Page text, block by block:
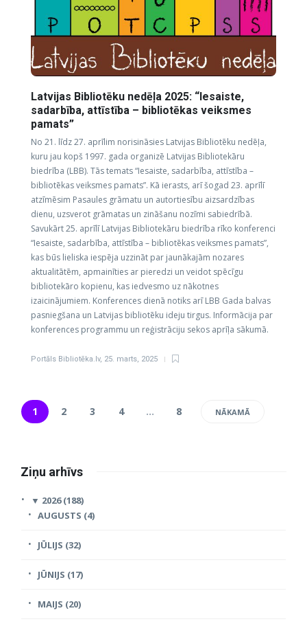
Latvijas Bibliotēku nedēļa 2025: “Iesaiste,
sadarbība, attīstība – bibliotēkas veiksmes
pamats”
No 21. līdz 27. aprīlim norisināsies Latvijas Bibliotēku nedēļa,
kuru jau kopš 1997. gada organizē Latvijas Bibliotekāru
biedrība (LBB). Tās temats “Iesaiste, sadarbība, attīstība –
bibliotēkas veiksmes pamats”. Kā ierasts, arī šogad 23. aprīlī
atzīmēsim Pasaules grāmatu un autortiesību aizsardzības
dienu, uzsverot grāmatas un zināšanu nozīmi sabiedrībā.
Savukārt 25. aprīlī Latvijas Bibliotekāru biedrība rīko konferenci
“Iesaiste, sadarbība, attīstība – bibliotēkas veiksmes pamats”,
kas būs lieliska iespēja uzzināt par jaunākajām nozares
aktualitātēm, apmainīties ar pieredzi un veidot spēcīgu
bibliotekāro kopienu, kas iedvesmo uz nākotnes
izaicinājumiem. Konferences dienā notiks arī LBB Gada balvas
pasniegšana un Latvijas bibliotēku ideju tirgus. Informācija par
konferences programmu un reģistrāciju sekos aprīļa sākumā.
Portāls Bibliotēka.lv, 25. marts, 2025
1 2 3 4 … 8 NĀKAMĀ
Ziņu arhīvs
▼ 2026 (188)
AUGUSTS (4)
JŪLIJS (32)
JŪNIJS (17)
MAIJS (20)